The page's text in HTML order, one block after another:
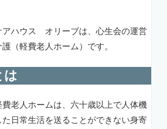
アハウス オリーブは、心生会の運営
（軽費老人ホーム）です。
は
老人ホームは、六十歳以上で人体機
日常生活を送ることができない身寄